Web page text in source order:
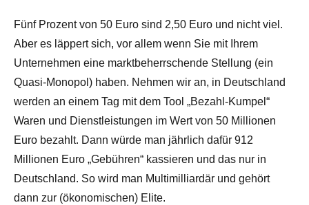
Fünf Prozent von 50 Euro sind 2,50 Euro und nicht viel.
Aber es läppert sich, vor allem wenn Sie mit Ihrem
Unternehmen eine marktbeherrschende Stellung (ein
Quasi-Monopol) haben. Nehmen wir an, in Deutschland
werden an einem Tag mit dem Tool „Bezahl-Kumpel“
Waren und Dienstleistungen im Wert von 50 Millionen
Euro bezahlt. Dann würde man jährlich dafür 912
Millionen Euro „Gebühren“ kassieren und das nur in
Deutschland. So wird man Multimilliardär und gehört
dann zur (ökonomischen) Elite.